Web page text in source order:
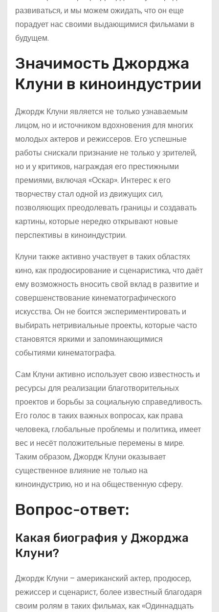
развиваться, и мы можем ожидать, что он еще
порадует нас своими выдающимися фильмами в
будущем.
Значимость Джорджа
Клуни в киноиндустрии
Джордж Клуни является не только узнаваемым
лицом, но и источником вдохновения для многих
молодых актеров и режиссеров. Его успешные
работы снискали признание не только у зрителей,
но и у критиков, награждая его престижными
премиями, включая «Оскар». Интерес к его
творчеству стал одной из движущих сил,
позволяющих преодолевать границы и создавать
картины, которые нередко открывают новые
перспективы в киноиндустрии.
Клуни также активно участвует в таких областях
кино, как продюсирование и сценаристика, что даёт
ему возможность вносить свой вклад в развитие и
совершенствование кинематографического
искусства. Он не боится экспериментировать и
выбирать нетривиальные проекты, которые часто
становятся яркими и запоминающимися
событиями кинематографа.
Сам Клуни активно использует свою известность и
ресурсы для реализации благотворительных
проектов и борьбы за социальную справедливость.
Его голос в таких важных вопросах, как права
человека, глобальные проблемы и политика, имеет
вес и несёт положительные перемены в мире.
Таким образом, Джордж Клуни оказывает
существенное влияние не только на
киноиндустрию, но и на общественную сферу.
Вопрос-ответ:
Какая биография у Джорджа
Клуни?
Джордж Клуни – американский актер, продюсер,
режиссер и сценарист, более известный благодаря
своим ролям в таких фильмах, как «Одиннадцать